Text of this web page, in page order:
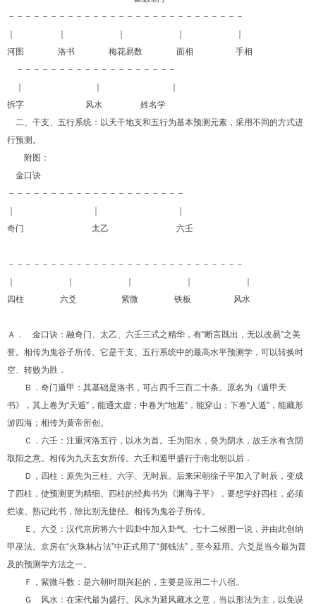
－－－－－－－－－－－－－－－－－－－－－－－－－－－－
｜ ｜ ｜ ｜ ｜
河图 洛书 梅花易数 面相 手相
－－－－－－－－－－－－－－－－－－－
｜ ｜ ｜
拆字
风水 姓名学
二、干支、五行系统：以天干地支和五行为基本预测元素，采用不同的方式进
行预测。
附图：
金口诀
－－－－－－－－－－－－－－－－－－－－－
｜ ｜ ｜
奇门 太乙 六壬
－－－－－－－－－－－－－－－－－－－－－－－－－－－－
｜ ｜ ｜ ｜ ｜
四柱 六爻 紫微 铁板 风水
Ａ． 金口诀：融奇门、太乙、六壬三式之精华，有“断言既出，无以改易”之美
誉。相传为鬼谷子所传。它是干支、五行系统中的最高水平预测学，可以转换时
空、转败为胜．
Ｂ．奇门遁甲：其基础是洛书，可占四千三百二十条。原名为《遁甲天
书》，其上卷为“天遁”，能通太虚；中卷为“地遁”，能穿山；下卷“人遁”，能藏形
游四海；相传为黄帝所创。
Ｃ．六壬：注重河洛五行，以水为首。壬为阳水，癸为阴水，故壬水有含阴
取阳之意。相传为九天玄女所传。六壬和遁甲盛行于南北朝以后．
Ｄ，四柱：原先为三柱、六字、无时辰。后来宋朝徐子平加入了时辰，变成
了四柱，使预测更为精细。四柱的经典书为《渊海子平》，要想学好四柱，必须
烂读、熟记此书，除比别无捷径。相传为鬼谷子所传。
Ｅ。六爻：汉代京房将六十四卦中加入卦气、七十二候图一说，并由此创纳
甲巫法。京房在“火珠林占法”中正式用了“掷钱法”，至今延用。六爻是当今最为普
及的预测学方法之一。
Ｆ，紫微斗数：是六朝时期兴起的，主要是应用二十八宿。
Ｇ 风水：在宋代最为盛行。风水为避风藏水之意，当以形法为主，以免误